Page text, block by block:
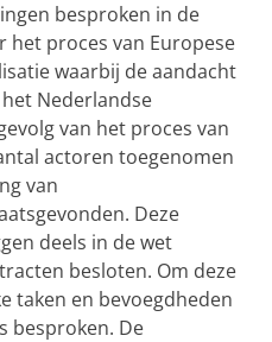
besproken in de
het proces van Europese
waarbij de aandacht
Nederlandse
van het proces van
actoren toegenomen
van
Deze
deels in de wet
besloten. Om deze
taken en bevoegdheden
besproken. De